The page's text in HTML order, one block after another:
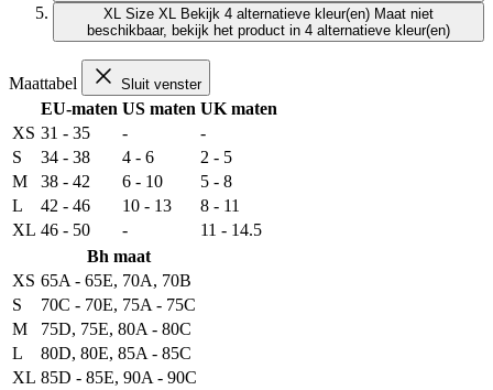
XL
Size XL Bekijk 4 alternatieve kleur(en) Maat niet
beschikbaar, bekijk het product in 4 alternatieve kleur(en)
Maattabel Sluit venster
EU-maten US maten UK maten
XS 31 - 35 -
-
S
34 - 38 4 - 6
2 - 5
M
38 - 42 6 - 10
5 - 8
L
42 - 46 10 - 13
8 - 11
XL 46 - 50 -
11 - 14.5
Bh maat
XS 65A - 65E, 70A, 70B
S
70C - 70E, 75A - 75C
M
75D, 75E, 80A - 80C
L
80D, 80E, 85A - 85C
XL 85D - 85E, 90A - 90C